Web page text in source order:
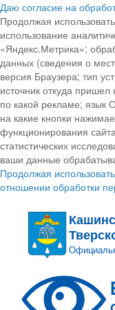
Даю согласие на
Продолжая
использование
«Яндекс.Метрика»;
данных (сведения о
версия Браузера; тип
источник откуда пришел
по какой рекламе; язык
на какие кнопки
функционирования
статистических
ваши данные
Продолжая
отношении обработки